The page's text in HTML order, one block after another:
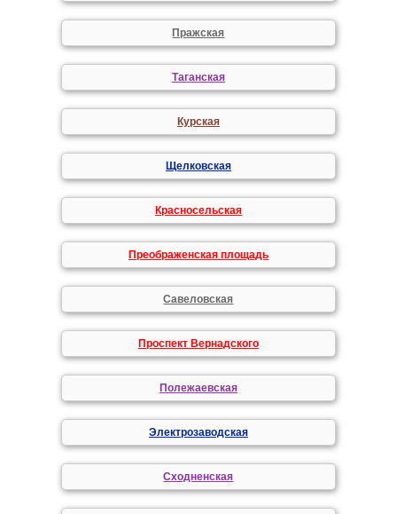
Пражская
Таганская
Курская
Щелковская
Красносельская
Преображенская площадь
Савеловская
Проспект Вернадского
Полежаевская
Электрозаводская
Сходненская